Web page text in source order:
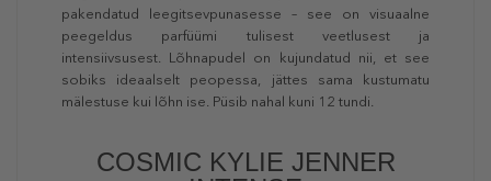
pakendatud leegitsevpunasesse – see on visuaalne
peegeldus parfüümi tulisest veetlusest ja
intensiivsusest. Lõhnapudel on kujundatud nii, et see
sobiks ideaalselt peopessa, jättes sama kustumatu
mälestuse kui lõhn ise. Püsib nahal kuni 12 tundi.
COSMIC KYLIE JENNER